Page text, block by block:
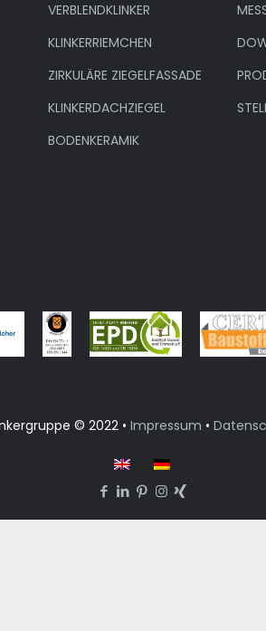
VERBLENDKLINKER
KLINKERRIEMCHEN
ZIRKULÄRE ZIEGELFASSADE
KLINKERDACHZIEGEL
BODENKERAMIK
© 2022 • Impressum •